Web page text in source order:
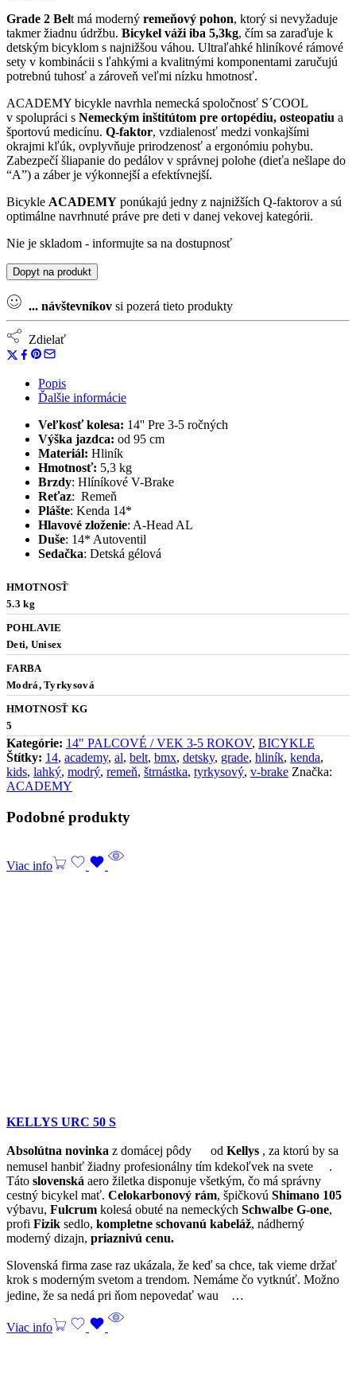
Grade 2 Belt má moderný remeňový pohon, ktorý si nevyžaduje
takmer žiadnu údržbu. Bicykel váži iba 5,3kg, čím sa zaraďuje k
detským bicyklom s najnižšou váhou. Ultraľahké hliníkové rámové
sety v kombinácii s ľahkými a kvalitnými komponentami zaručujú
potrebnú tuhosť a zároveň veľmi nízku hmotnosť.
ACADEMY bicykle navrhla nemecká spoločnosť S´COOL
v spolupráci s Nemeckým inštitútom pre ortopédiu, osteopatiu a
športovú medicínu. Q-faktor, vzdialenosť medzi vonkajšími
okrajmi kľúk, ovplyvňuje prirodzenosť a ergonómiu pohybu.
Zabezpečí šliapanie do pedálov v správnej polohe (dieťa nešlape do
“A”) a záber je výkonnejší a efektívnejší.
Bicykle ACADEMY ponúkajú jedny z najnižších Q-faktorov a sú
optimálne navrhnuté práve pre deti v danej vekovej kategórii.
Nie je skladom - informujte sa na dostupnosť
Dopyt na produkt
... návštevníkov si pozerá tieto produkty
Zdielať
Popis
Ďalšie informácie
Veľkosť kolesa: 14'' Pre 3-5 ročných
Výška jazdca: od 95 cm
Materiál: Hliník
Hmotnosť: 5,3 kg
Brzdy: Hlíníkové V-Brake
Reťaz: Remeň
Plášte: Kenda 14*
Hlavové zloženie: A-Head AL
Duše: 14* Autoventil
Sedačka: Detská gélová
HMOTNOSŤ
5.3 kg
POHLAVIE
Deti, Unisex
FARBA
Modrá, Tyrkysová
HMOTNOSŤ KG
5
Kategórie: 14" PALCOVÉ / VEK 3-5 ROKOV, BICYKLE
Štítky: 14, academy, al, belt, bmx, detsky, grade, hliník, kenda,
kids, lahký, modrý, remeň, štrnástka, tyrkysový, v-brake Značka:
ACADEMY
Podobné produkty
Viac info
KELLYS URC 50 S
Absolútna novinka z domácej pôdy od Kellys , za ktorú by sa
nemusel hanbiť žiadny profesionálny tím kdekoľvek na svete
.
Táto slovenská aero žiletka disponuje všetkým, čo má správny
cestný bicykel mať. Celokarbonový rám, špičkovú Shimano 105
výbavu, Fulcrum kolesá obuté na nemeckých Schwalbe G-one,
profi Fizik sedlo, kompletne schovanú kabeláž, nádherný
moderný dizajn, priaznivú cenu.
Slovenská firma zase raz ukázala, že keď sa chce, tak vieme držať
krok s moderným svetom a trendom. Nemáme čo vytknúť. Možno
jedine, že sa nedá pri ňom nepovedať wau
…
Viac info